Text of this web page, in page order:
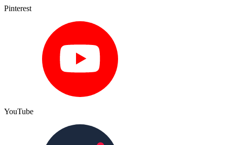
Pinterest
YouTube